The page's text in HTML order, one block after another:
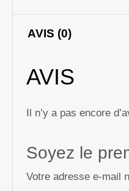
AVIS (0)
AVIS
Il n’y a pas encore
Soyez le
Votre adresse e-mail